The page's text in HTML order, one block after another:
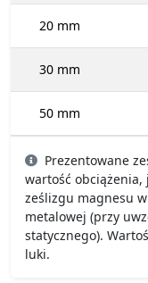
20 mm
30 mm
50 mm
Prezentowane
wartość obciążenia,
ześlizgu magnesu
metalowej (przy
statycznego).
luki.